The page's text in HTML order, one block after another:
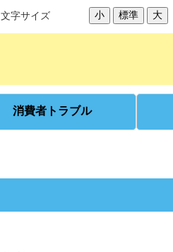
文字サイズ 小 標準 大
消費者トラブル